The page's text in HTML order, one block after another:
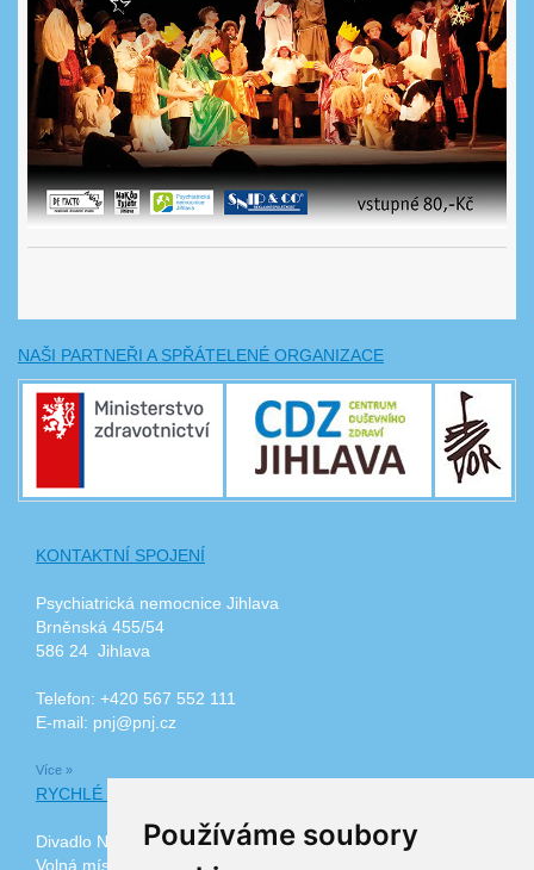
Používáme soubory
NAŠI PARTNEŘI A SPŘÁTELENÉ ORGANIZACE
KONTAKTNÍ SPOJENÍ
Psychiatrická nemocnice Jihlava
Brněnská 455/54
586 24 Jihlava
Telefon: +420 567 552 111
E-mail: pnj@pnj.cz
Více »
RYCHLÉ ODKAZY
Divadlo Na Kopečku
Volná místa